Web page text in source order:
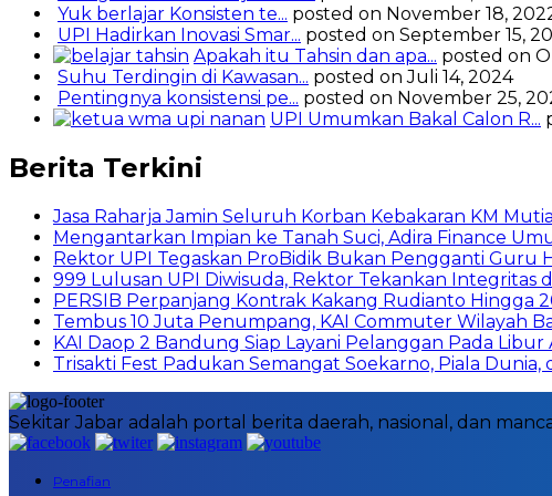
Yuk berlajar Konsisten te... posted on November 18,
UPI Hadirkan Inovasi Smar... posted on September 15,
Apakah itu Tahsin dan apa... posted on
Suhu Terdingin di Kawasan... posted on Juli 14, 2024
Pentingnya konsistensi pe... posted on November 25,
UPI Umumkan Bakal Calon R...
Berita Terkini
Jasa Raharja Jamin Seluruh Korban Kebakaran KM
Mengantarkan Impian ke Tanah Suci, Adira Finance
Rektor UPI Tegaskan ProBidik Bukan Pengganti Guru
999 Lulusan UPI Diwisuda, Rektor Tekankan Integritas
PERSIB Perpanjang Kontrak Kakang Rudianto Hingga
Tembus 10 Juta Penumpang, KAI Commuter Wilayah
KAI Daop 2 Bandung Siap Layani Pelanggan Pada
Trisakti Fest Padukan Semangat Soekarno, Piala Dunia,
Sekitar Jabar adalah portal berita daerah, nasional, dan
Penafian